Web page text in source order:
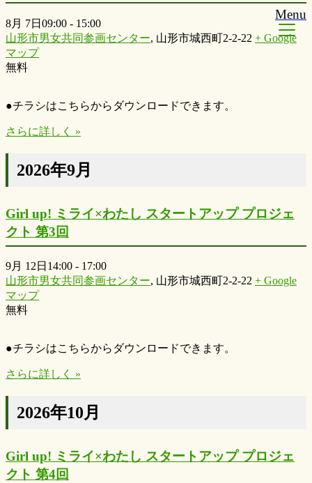
Menu
8月 7日09:00 - 15:00
山形市男女共同参画センター, 山形市城西町2-2-22 + Google
マップ
無料
●チラシはこちらからダウンロードできます。
さらに詳しく »
2026年9月
Girl up! ミライ×わたし スタートアップ プロジェ
クト 第3回
9月 12日14:00 - 17:00
山形市男女共同参画センター, 山形市城西町2-2-22 + Google
マップ
無料
●チラシはこちらからダウンロードできます。
さらに詳しく »
2026年10月
Girl up! ミライ×わたし スタートアップ プロジェ
クト 第4回